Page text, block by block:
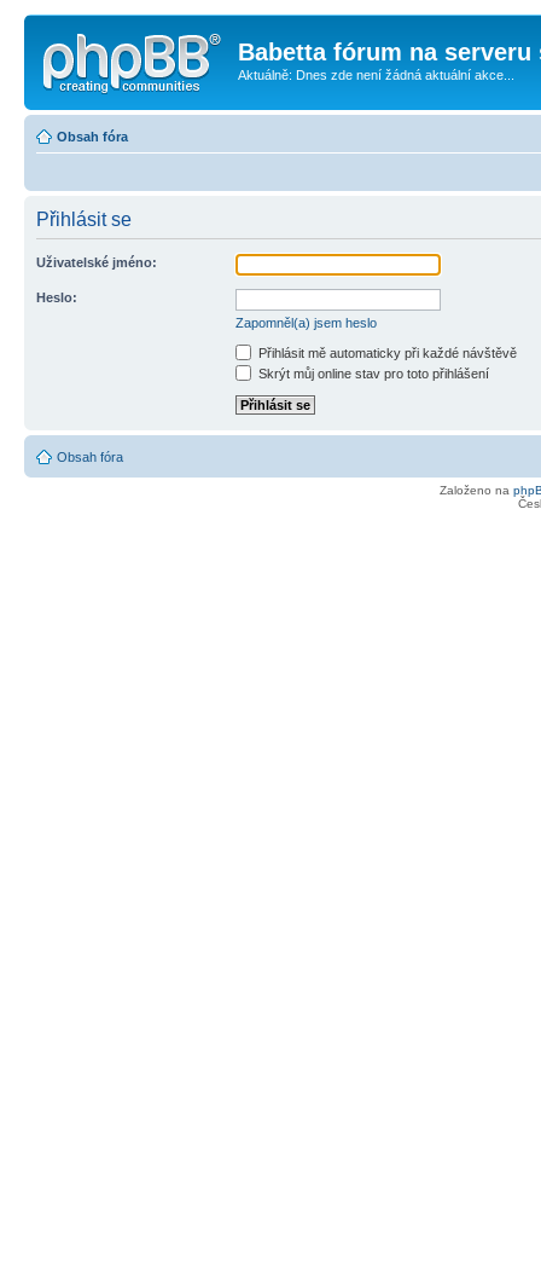
Babetta fórum na serveru
Aktuálně: Dnes zde není žádná aktuální akce...
Obsah fóra
Přihlásit se
Uživatelské jméno:
Heslo:
Zapomněl(a) jsem heslo
Přihlásit mě automaticky při každé návštěvě
Skrýt můj online stav pro toto přihlášení
Obsah fóra
Založeno na